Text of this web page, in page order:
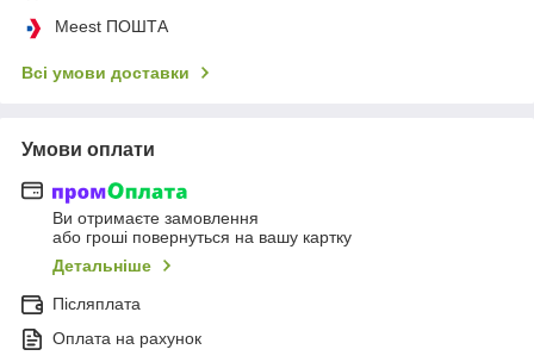
Meest ПОШТА
Всі умови доставки
Умови оплати
Ви отримаєте замовлення
або гроші повернуться на вашу картку
Детальніше
Післяплата
Оплата на рахунок